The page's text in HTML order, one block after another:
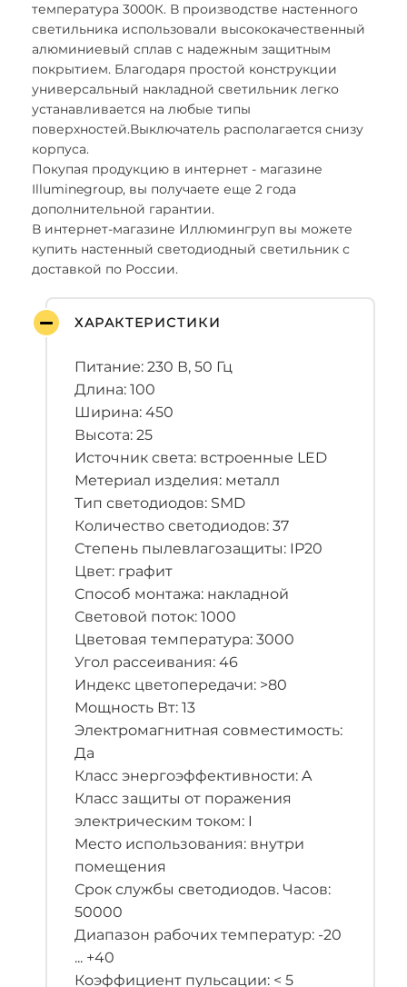
температура 3000К. В производстве настенного
светильника использовали высококачественный
алюминиевый сплав с надежным защитным
покрытием. Благодаря простой конструкции
универсальный накладной светильник легко
устанавливается на любые типы
поверхностей.Выключатель располагается снизу
корпуса.
Покупая продукцию в интернет - магазине
Illuminegroup, вы получаете еще 2 года
дополнительной гарантии.
В интернет-магазине Иллюмингруп вы можете
купить настенный светодиодный светильник с
доставкой по России.
ХАРАКТЕРИСТИКИ
Питание: 230 В, 50 Гц
Длина: 100
Ширина: 450
Высота: 25
Источник света: встроенные LED
Метериал изделия: металл
Тип светодиодов: SMD
Количество светодиодов: 37
Степень пылевлагозащиты: IP20
Цвет: графит
Способ монтажа: накладной
Световой поток: 1000
Цветовая температура: 3000
Угол рассеивания: 46
Индекс цветопередачи: >80
Мощность Вт: 13
Электромагнитная совместимость:
Да
Класс энергоэффективности: A
Класс защиты от поражения
электрическим током: I
Место использования: внутри
помещения
Срок службы светодиодов. Часов:
50000
Диапазон рабочих температур: -20
... +40
Коэффициент пульсации: < 5